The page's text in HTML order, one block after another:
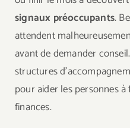
signaux préoccupants.
attendent
avant de demander
structures
pour aider les personnes
finances.